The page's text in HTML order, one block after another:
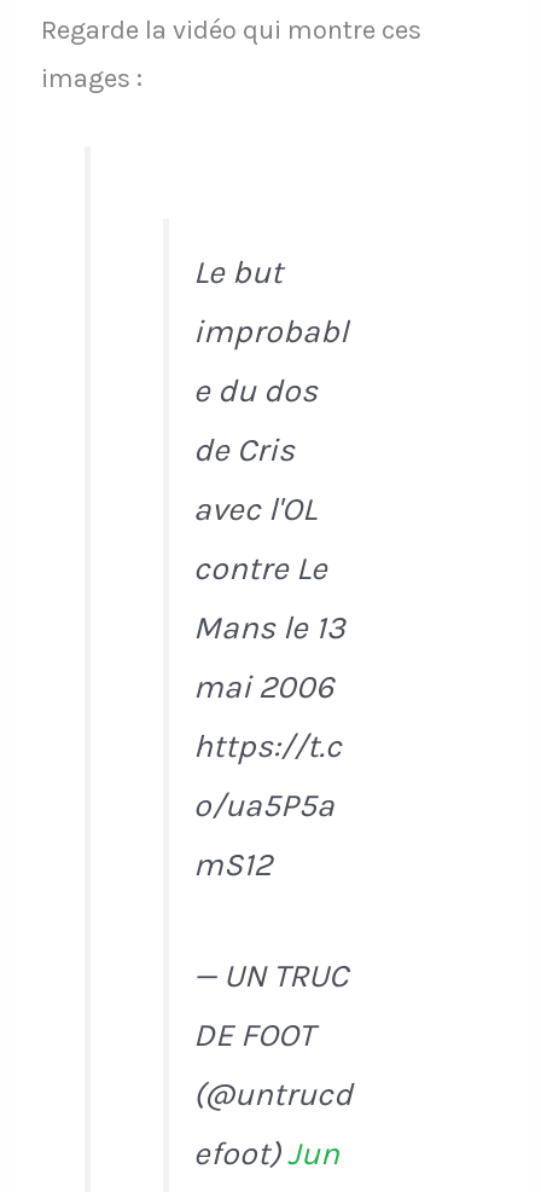
Regarde la vidéo qui montre ces
images :
Le but
improbabl
e du dos
de Cris
avec l'OL
contre Le
Mans le 13
mai 2006
https://t.c
o/ua5P5a
mS12
— UN TRUC
DE FOOT
(@untrucd
efoot)Jun